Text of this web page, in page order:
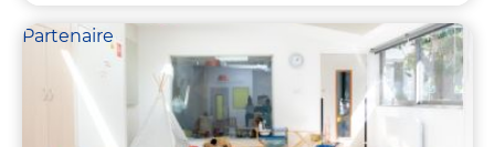
Partenaire